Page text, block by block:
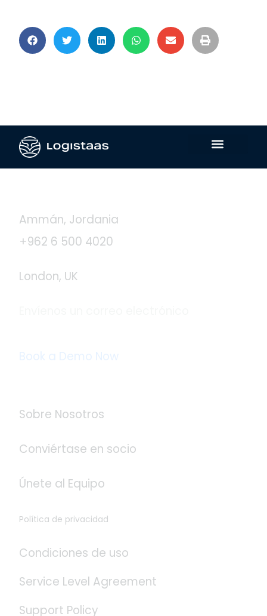
Ammán, Jordania
+962 6 500 4020
London, UK
Book a Demo Now
Sobre Nosotros
Conviértase en socio
Únete al Equipo
Política de privacidad
Condiciones de uso
Service Level Agreement
Support Policy